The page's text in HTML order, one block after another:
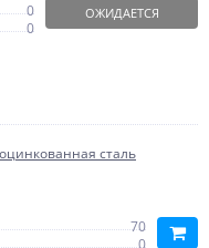
0
0
ОЖИДАЕТСЯ
сталь
70
0